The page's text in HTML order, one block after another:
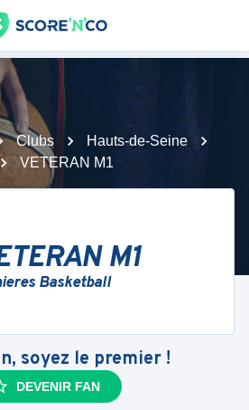
Clubs
Hauts-de-Seine
VETERAN M1
M1
Basketball
soyez le premier !
DEVENIR FAN